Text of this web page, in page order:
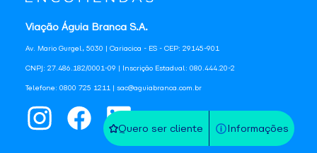
Quero ser cliente Informações
Viação Águia Branca S.A.
Av. Mario Gurgel, 5030 | Cariacica - ES - CEP: 29145-901
CNPJ: 27.486.182/0001-09 | Inscrição Estadual: 080.444.20-2
Telefone: 0800 725 1211 | sac@aguiabranca.com.br